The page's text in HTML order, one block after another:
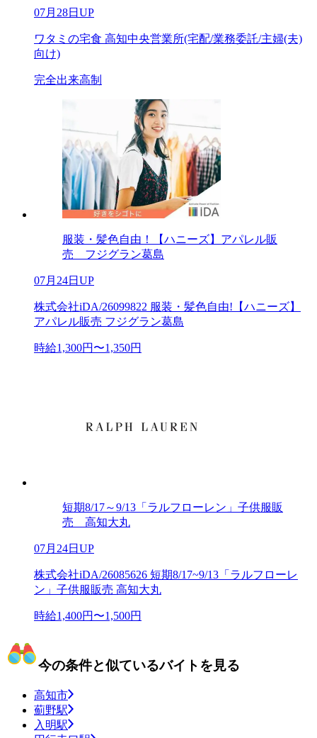
07月28日UP
ワタミの宅食 高知中央営業所(宅配/業務委託/主婦(夫)
向け)
完全出来高制
服装・髪色自由！【ハニーズ】アパレル販
売 フジグラン葛島
07月24日UP
株式会社iDA/26099822 服装・髪色自由!【ハニーズ】
アパレル販売 フジグラン葛島
時給1,300円〜1,350円
短期8/17～9/13「ラルフローレン」子供服販
売 高知大丸
07月24日UP
株式会社iDA/26085626 短期8/17~9/13「ラルフローレ
ン」子供服販売 高知大丸
時給1,400円〜1,500円
今の条件と似ているバイトを見る
高知市
薊野駅
入明駅